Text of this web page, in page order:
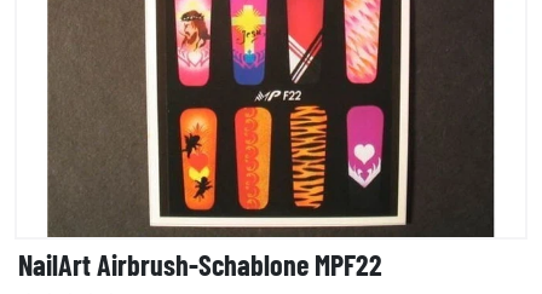
NailArt Airbrush-Schablone MPF22